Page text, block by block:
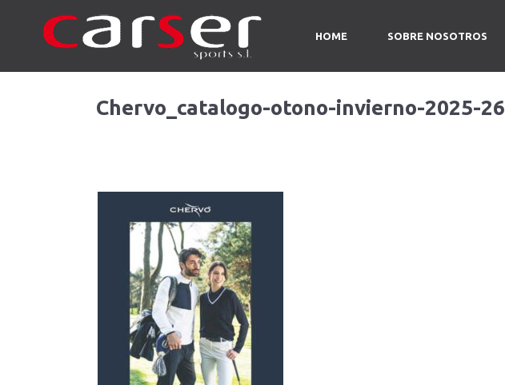
HOME SOBRE NOSOTROS
Chervo_catalogo-otono-invierno-2025-26